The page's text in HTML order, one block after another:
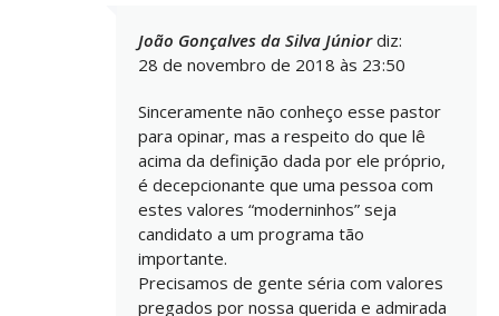
João Gonçalves da Silva Júnior diz:
28 de novembro de 2018 às 23:50
Sinceramente não conheço esse pastor
para opinar, mas a respeito do que lê
acima da definição dada por ele próprio,
é decepcionante que uma pessoa com
estes valores “moderninhos” seja
candidato a um programa tão
importante.
Precisamos de gente séria com valores
pregados por nossa querida e admirada